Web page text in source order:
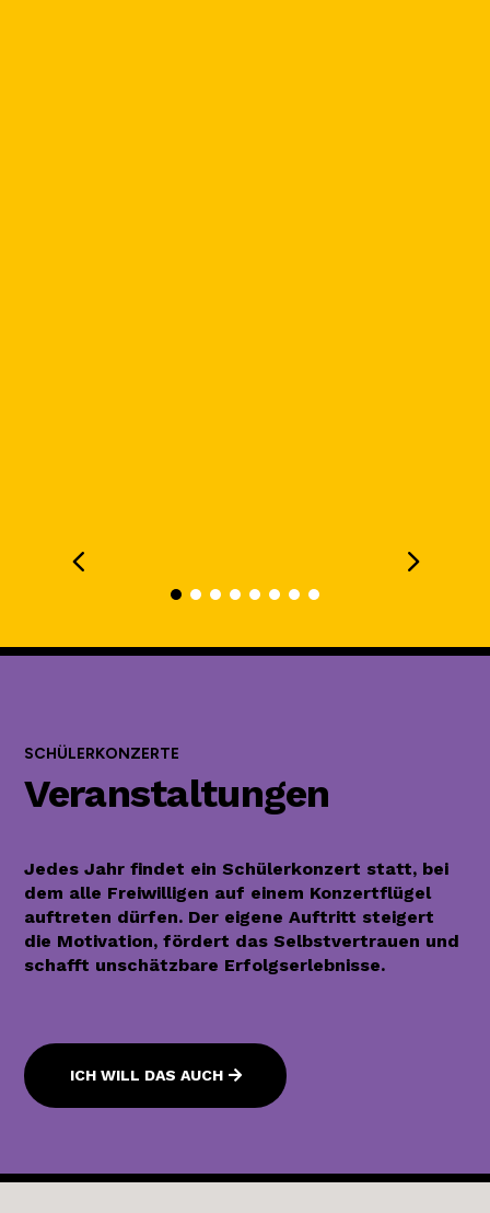
SCHÜLERKONZERTE
Veranstaltungen
Jedes Jahr findet ein Schülerkonzert statt, bei
dem alle Freiwilligen auf einem Konzertflügel
auftreten dürfen. Der eigene Auftritt steigert
die Motivation, fördert das Selbstvertrauen und
schafft unschätzbare Erfolgserlebnisse.
ICH WILL DAS AUCH